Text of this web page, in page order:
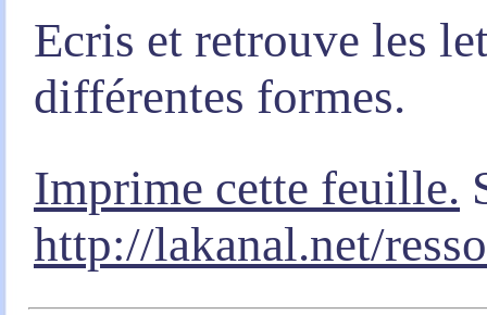
Ecris et retrouve les
différentes formes.
Imprime cette feuille.
http://lakanal.net/